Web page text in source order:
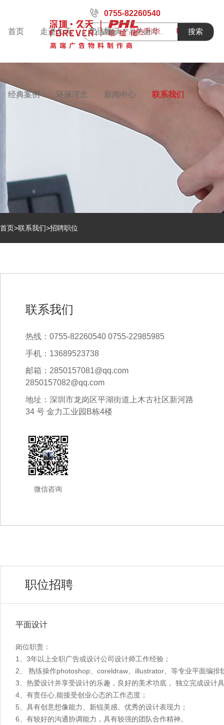
首页 走进久天 产品展示 热升华 UV喷绘
经典案例 环保理念 新闻中心 联系我们
0755-82260540
搜索
首页>联系我们>招聘职位
联系我们
热线：0755-82260540 0755-22985985
手机：13689523738
邮箱：2850157081@qq.com
2850157082@qq.com
地址：深圳市龙岗区平湖街道上木古社区新河路
34 号 金力工业园B栋4楼
微信咨询
职位招聘
平面设计
岗位职责：
1、3年以上全职广告或设计公司设计师工作经验；
2、 熟练操作photoshop、coreldraw、illustrator、等专业平面编排
3、热爱设计并享受设计的乐趣，良好的美术功底， 独立完成设计
4、有责任心,能接受创业心态的工作态度；
5、具有创意想像能力、新锐美感、优秀的设计表现力；
6、有较好的沟通协调能力，具有较强的团队合作精神。